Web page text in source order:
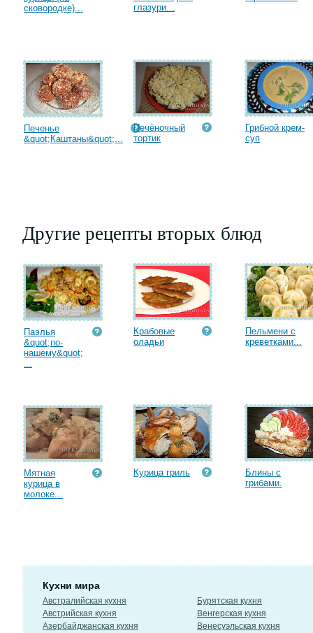
сковородке)...
глазури...
Печенье
&quot;Каштаны&quot;...
Печёночный
тортик
Грибной крем-
суп
Другие рецепты вторых блюд
Паэлья
&quot;по-
нашему&quot;
...
Крабовые
оладьи
Пельмени с
креветками...
Мятная
курица в
молоке...
Курица гриль
Блины с
грибами.
Кухни мира
Австралийская кухня
Австрийская кухня
Азербайджанская кухня
Бурятская кухня
Венгерская кухня
Венесуэльская кухня